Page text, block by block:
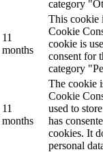
category
11
months
This cookie
Cookie
cookie is
consent for
category
11
months
The cookie
Cookie
used to
has
cookies. It
personal